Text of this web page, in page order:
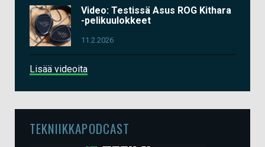
Video: Testissä Asus ROG Kithara
-pelikuulokkeet
11.2.2026
Lisää videoita
TEKNIIKKAPODCAST